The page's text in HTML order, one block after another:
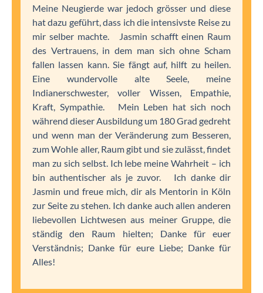
Meine Neugierde war jedoch grösser und diese
hat dazu geführt, dass ich die intensivste Reise zu
mir selber machte. Jasmin schafft einen Raum
des Vertrauens, in dem man sich ohne Scham
fallen lassen kann. Sie fängt auf, hilft zu heilen.
Eine wundervolle alte Seele, meine
Indianerschwester, voller Wissen, Empathie,
Kraft, Sympathie. Mein Leben hat sich noch
während dieser Ausbildung um 180 Grad gedreht
und wenn man der Veränderung zum Besseren,
zum Wohle aller, Raum gibt und sie zulässt, findet
man zu sich selbst. Ich lebe meine Wahrheit – ich
bin authentischer als je zuvor. Ich danke dir
Jasmin und freue mich, dir als Mentorin in Köln
zur Seite zu stehen. Ich danke auch allen anderen
liebevollen Lichtwesen aus meiner Gruppe, die
ständig den Raum hielten; Danke für euer
Verständnis; Danke für eure Liebe; Danke für
Alles!